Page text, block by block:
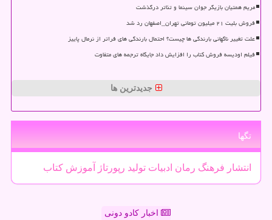
مریم همتیان بازیگر جوان سینما و تئاتر درگذشت
فروش بلیت ۲۱ میلیون تومانی تهران_اصفهان رد شد
علت تغییر ناگهانی بارندگی ها چیست؟ احتمال بارندگی های فراتر از نرمال پاییز
فیلم اودیسه فروش کتاب را افزایش داد جایگاه ترجمه های متفاوت
جدیدترین ها
تگها
انتشار فرهنگ رمان ادبیات تولید رپورتاژ آموزش كتاب
اخبار کادو دونی